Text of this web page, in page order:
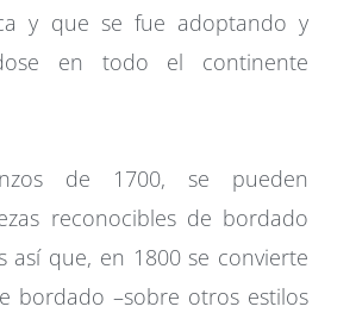
y que se fue adoptando y
en todo el continente
de 1700, se pueden
reconocibles de bordado
así que, en 1800 se convierte
bordado –sobre otros estilos